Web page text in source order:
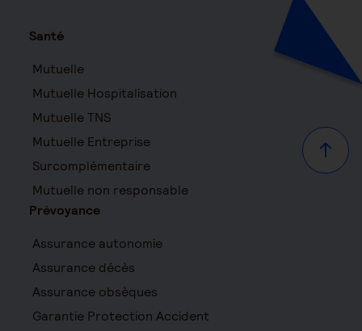
Haut
Santé
Mutuelle
Mutuelle Hospitalisation
Mutuelle TNS
Mutuelle Entreprise
Surcomplémentaire
Mutuelle non responsable
Prévoyance
Assurance autonomie
Assurance décès
Assurance obsèques
Garantie Protection Accident